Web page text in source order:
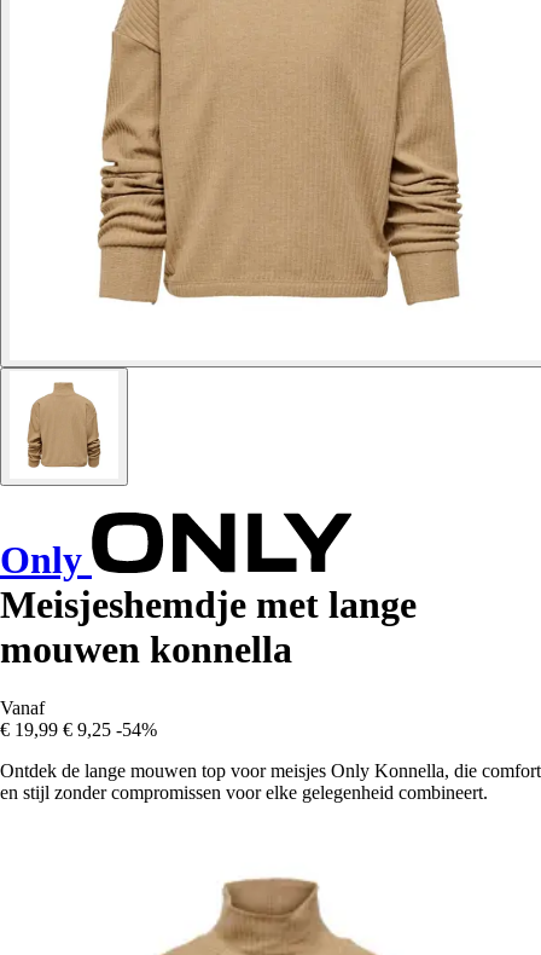
Only
Meisjeshemdje met lange
mouwen konnella
Vanaf
€ 19,99 € 9,25 -54%
Ontdek de lange mouwen top voor meisjes Only Konnella, die comfort
en stijl zonder compromissen voor elke gelegenheid combineert.